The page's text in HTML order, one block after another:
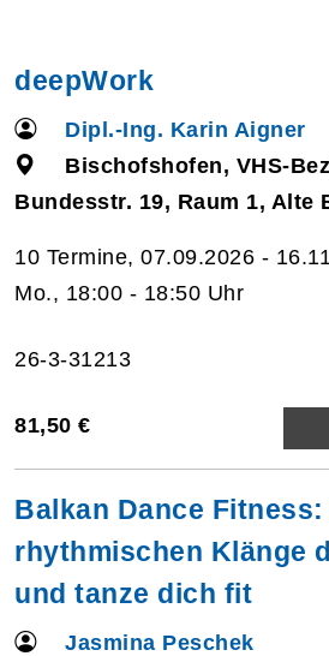
deepWork
Dipl.-Ing. Karin Aigner
Bischofshofen, VHS-
Bundesstr. 19, Raum 1, Alte
10 Termine, 07.09.2026 -
Mo., 18:00 - 18:50 Uhr
26-3-31213
81,50 €
Balkan Dance
rhythmischen Klänge
und tanze dich fit
Jasmina Peschek